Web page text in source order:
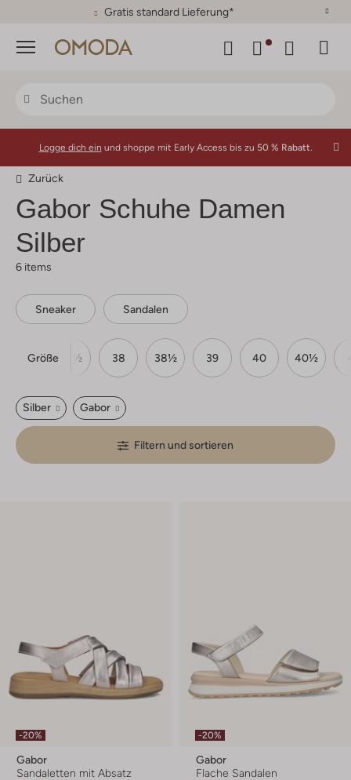
30 Tage Rückgaberecht
Menü
Logge dich ein und shoppe mit Early Access bis zu 50 % Rabatt.
Zurück
Gabor Schuhe Damen
Silber
6 items
Sneaker Sandalen
Größe
37 37½ 38 38½ 39 40 40½
Silber Gabor
Filtern und sortieren
-20%
Gabor
Sandaletten mit Absatz
-20%
Gabor
Flache Sandalen